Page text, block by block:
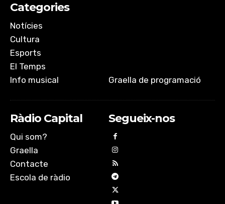
Categories
Notícies
Cultura
Esports
El Temps
Info musical
Graella de programació
Ràdio Capital
Qui som?
Graella
Contacte
Escola de ràdio
Segueix-nos